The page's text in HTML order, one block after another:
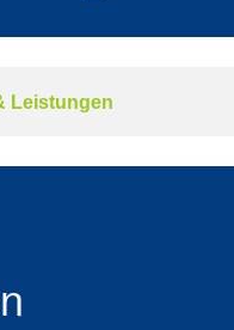
Leistungen